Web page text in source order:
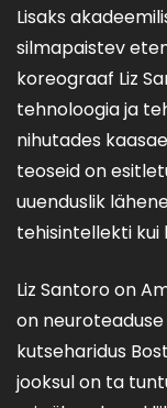
Lisaks
silmapaistev
koreograaf Liz
tehnoloogia ja
nihutades
teoseid on
uuenduslik
tehisintellekti kui
Liz Santoro on
on
kutseharidus
jooksul on ta